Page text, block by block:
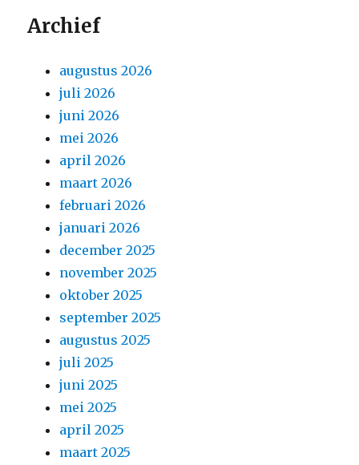
Archief
augustus 2026
juli 2026
juni 2026
mei 2026
april 2026
maart 2026
februari 2026
januari 2026
december 2025
november 2025
oktober 2025
september 2025
augustus 2025
juli 2025
juni 2025
mei 2025
april 2025
maart 2025